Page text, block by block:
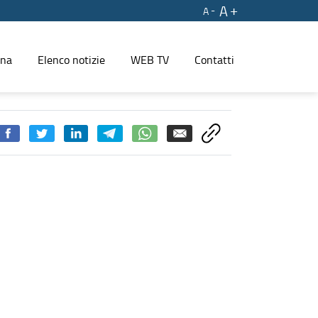
A A
Elenco notizie WEB TV Contatti